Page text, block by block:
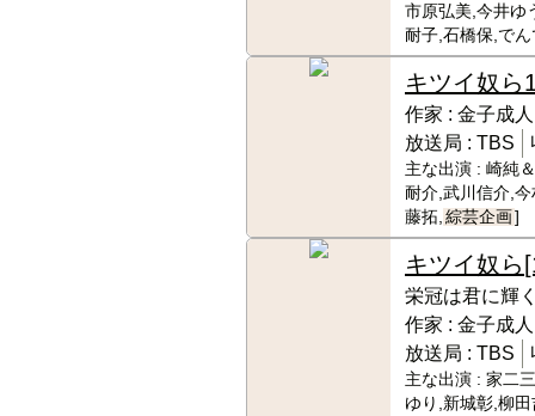
市原弘美,今井ゆ
耐子,石橋保,でん
キツイ奴ら
作家 : 金子成人
放送局 : TBS
主な出演 : 崎純
耐介,武川信介,
藤拓, 綜芸企画]
キツイ奴ら
栄冠は君に輝
作家 : 金子成人
放送局 : TBS
主な出演 : 家二
ゆり,新城彰,柳